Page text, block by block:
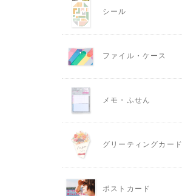
シール
ファイル・ケース
メモ・ふせん
グリーティングカード
ポストカード